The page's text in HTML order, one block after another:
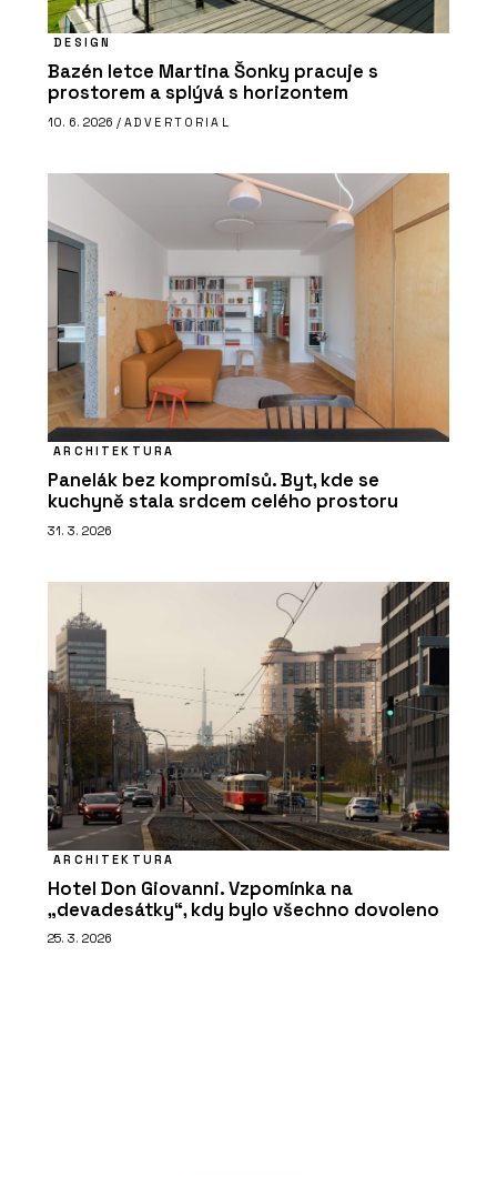
DESIGN
Bazén letce Martina Šonky pracuje s
prostorem a splývá s horizontem
10. 6. 2026 / ADVERTORIAL
ARCHITEKTURA
Panelák bez kompromisů. Byt, kde se
kuchyně stala srdcem celého prostoru
31. 3. 2026
ARCHITEKTURA
Hotel Don Giovanni. Vzpomínka na
„devadesátky“, kdy bylo všechno dovoleno
25. 3. 2026